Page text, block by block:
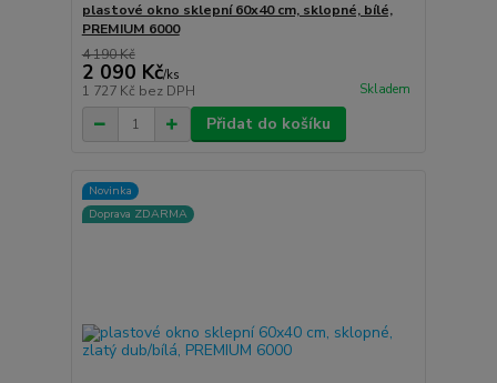
plastové okno sklepní 60x40 cm, sklopné, bílé,
PREMIUM 6000
4 190 Kč
2 090 Kč/ks
1 727 Kč bez DPH Skladem
Přidat do košíku
Novinka
Doprava ZDARMA